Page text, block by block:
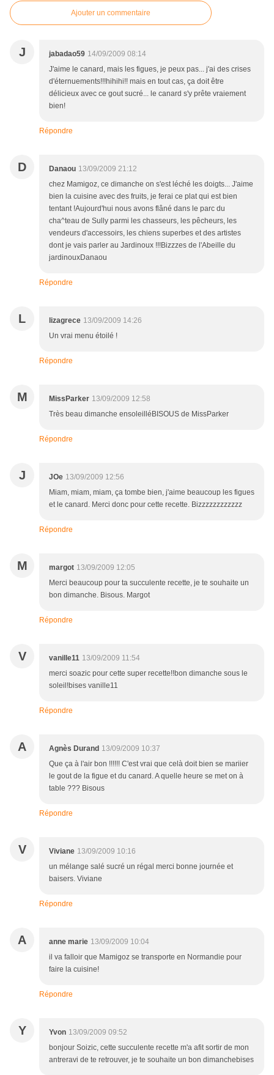
Ajouter un commentaire
J jabadao59 14/09/2009 08:14
J'aime le canard, mais les figues, je peux pas... j'ai des crises
d'éternuements!!!hihihi!! mais en tout cas, ça doit être
délicieux avec ce gout sucré... le canard s'y prête vraiement
bien!
Répondre
D Danaou 13/09/2009 21:12
chez Mamigoz, ce dimanche on s'est léché les doigts... J'aime
bien la cuisine avec des fruits, je ferai ce plat qui est bien
tentant !Aujourd'hui nous avons flâné dans le parc du
cha^teau de Sully parmi les chasseurs, les pêcheurs, les
vendeurs d'accessoirs, les chiens superbes et des artistes
dont je vais parler au Jardinoux !!!Bizzzes de l'Abeille du
jardinouxDanaou
Répondre
L lizagrece 13/09/2009 14:26
Un vrai menu étoilé !
Répondre
M MissParker 13/09/2009 12:58
Très beau dimanche ensoleilléBISOUS de MissParker
Répondre
J JOe 13/09/2009 12:56
Miam, miam, miam, ça tombe bien, j'aime beaucoup les figues
et le canard. Merci donc pour cette recette. Bizzzzzzzzzzzz
Répondre
M margot 13/09/2009 12:05
Merci beaucoup pour ta succulente recette, je te souhaite un
bon dimanche. Bisous. Margot
Répondre
V vanille11 13/09/2009 11:54
merci soazic pour cette super recette!!bon dimanche sous le
soleil!bises vanille11
Répondre
A Agnès Durand 13/09/2009 10:37
Que ça à l'air bon !!!!!! C'est vrai que celà doit bien se mariier
le gout de la figue et du canard. A quelle heure se met on à
table ??? Bisous
Répondre
V Viviane 13/09/2009 10:16
un mélange salé sucré un régal merci bonne journée et
baisers. Viviane
Répondre
A anne marie 13/09/2009 10:04
il va falloir que Mamigoz se transporte en Normandie pour
faire la cuisine!
Répondre
Y Yvon 13/09/2009 09:52
bonjour Soizic, cette succulente recette m'a afit sortir de mon
antreravi de te retrouver, je te souhaite un bon dimanchebises